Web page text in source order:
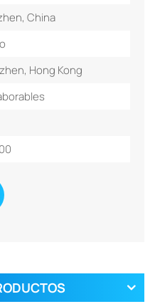
China
Hong Kong